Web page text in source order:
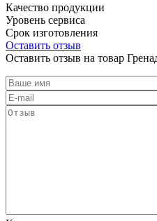
Качество продукции
Уровень сервиса
Срок изготовления
Оставить отзыв
Оставить отзыв на товар